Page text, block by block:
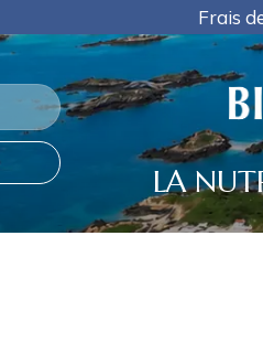
Frais de port offerts en
LA